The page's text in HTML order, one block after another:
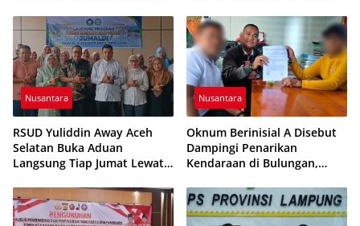
Nusantara
RSUD Yuliddin Away Aceh
Selatan Buka Aduan
Langsung Tiap Jumat Lewat
Nusantara
Oknum Berinisial A Disebut
Dampingi Penarikan
Kendaraan di Bulungan,